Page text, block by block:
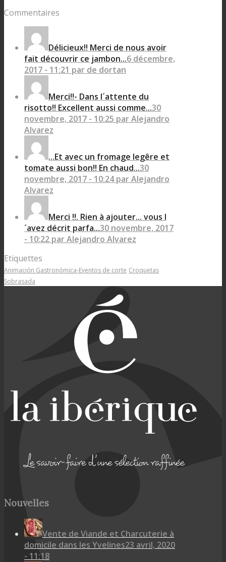
Commentaires
Délicieux!! Merci de nous avoir
fait découvrir ce jambon...6 décembre,
2017 - 11:21 par de dortan
Merci!!- Dans l´attente du
risotto!! Excellent aussi comme...30
novembre, 2017 - 10:25 par Alejandro
Alvarez
...Et avec un fromage legêre et
tomate aussi bon!! En chaud...30
novembre, 2017 - 10:24 par Alejandro
Alvarez
Merci !!. Rien à ajouter... vous l
´avez décrit parfa...30 novembre, 2017
- 10:22 par Alejandro Alvarez
Etiquettes
Animación Gastronómica-Eventos de corte Croquetas
Sobrasada
Nouvelles
Vente de Viande et Charcuterie à
domicile dans les Yvelines23 avril, 2020
- 11:18